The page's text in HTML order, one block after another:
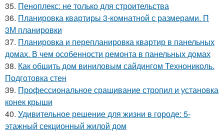
35. Пеноплекс: не только для строительства
36. Планировка квартиры 3-комнатной с размерами. П
3М планировки
37. Планировка и перепланировка квартир в панельных
домах. В чем особенности ремонта в панельных домах
38. Как обшить дом виниловым сайдингом Технониколь.
Подготовка стен
39. Профессиональное сращивание стропил и установка
конек крыши
40. Удивительное решение для жизни в городе: 5-
этажный секционный жилой дом